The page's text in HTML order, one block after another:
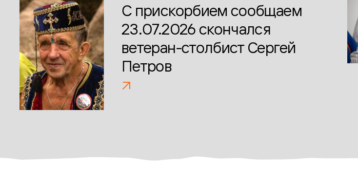
С прискорбием сообщаем
23.07.2026 скончался
ветеран-столбист Сергей
Петров